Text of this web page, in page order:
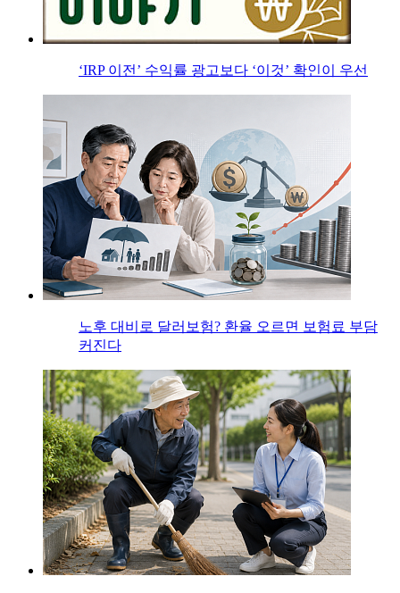
‘IRP 이전’ 수익률 광고보다 ‘이것’ 확인이 우선
노후 대비로 달러보험? 환율 오르면 보험료 부담
커진다